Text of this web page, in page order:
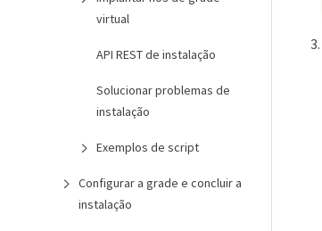
virtual
API REST de instalação
Solucionar problemas de
instalação
Exemplos de script
Configurar a grade e concluir a
instalação